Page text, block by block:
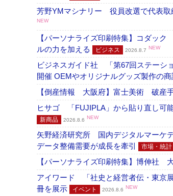
芳野YMマシナリー 役員改選で代表取
NEW
【パーソナライズ印刷特集】コダッ
ルの力を加える
ビジネス 2026.8.7 NEW
ビジネスガイド社 「第67回ステーシ
開催 OEMやオリジナルグッズ製作の
【倒産情報 大阪府】富士美術 破産
ヒサゴ 「FUJIPLA」から貼り直し可
新商品 2026.8.6 NEW
矢野経済研究所 国内デジタルマーケ
データ整備需要が成長を牽引
市場・統計
【パーソナライズ印刷特集】博伸社
アイワード 「社史と経営者伝・東京
冊を展示
イベント 2026.8.6 NEW